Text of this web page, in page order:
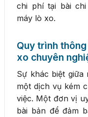
chi phí tại bài
máy lò xo.
Quy trình
xo chuyên
Sự khác biệt giữa
một dịch vụ kém
việc. Một đơn vị
bài bản để đảm